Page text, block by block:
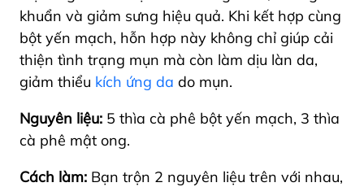
khuẩn và giảm sưng hiệu quả. Khi kết hợp cùng
bột yến mạch, hỗn hợp này không chỉ giúp cải
thiện tình trạng mụn mà còn làm dịu làn da,
giảm thiểu kích ứng da do mụn.
Nguyên liệu: 5 thìa cà phê bột yến mạch, 3 thìa
cà phê mật ong.
Cách làm: Bạn trộn 2 nguyên liệu trên với nhau,